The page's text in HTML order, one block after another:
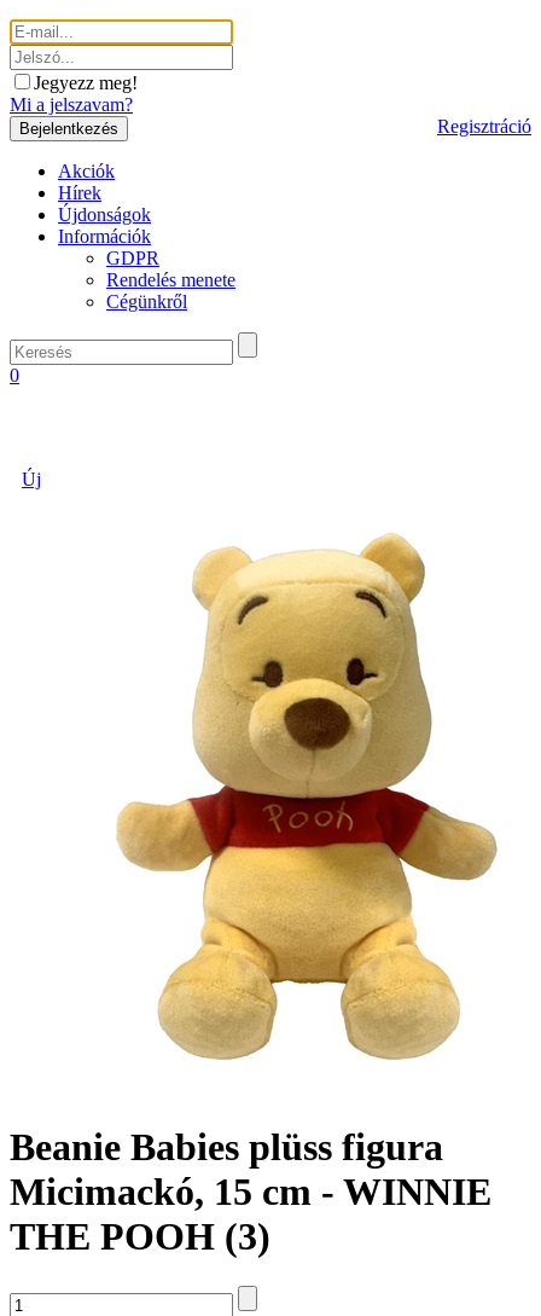
Jegyezz meg!
Mi a jelszavam?
Regisztráció
Akciók
Hírek
Újdonságok
Információk
GDPR
Rendelés menete
Cégünkről
0
Új
Beanie Babies plüss figura
Micimackó, 15 cm - WINNIE
THE POOH (3)